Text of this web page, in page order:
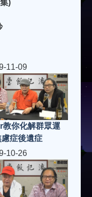
)
11-09
教你化解群眾運
症後遺症
10-26